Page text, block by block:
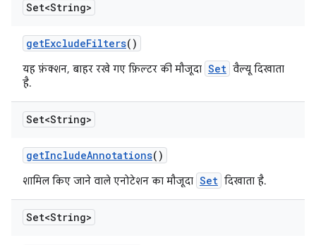
Set<String>
getExcludeFilters()
यह फ़ंक्शन, बाहर रखे गए फ़िल्टर की मौजूदा Set वैल्यू दिखाता
है.
Set<String>
getIncludeAnnotations()
शामिल किए जाने वाले एनोटेशन का मौजूदा Set दिखाता है.
Set<String>